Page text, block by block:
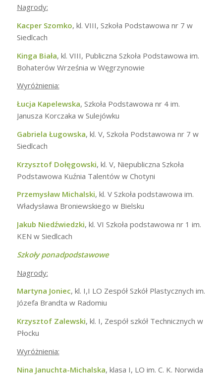
Nagrody:
Kacper Szomko, kl. VIII, Szkoła Podstawowa nr 7 w
Siedlcach
Kinga Biała, kl. VIII, Publiczna Szkoła Podstawowa im.
Bohaterów Września w Węgrzynowie
Wyróżnienia:
Łucja Kapelewska, Szkoła Podstawowa nr 4 im.
Janusza Korczaka w Sulejówku
Gabriela Ługowska, kl. V, Szkoła Podstawowa nr 7 w
Siedlcach
Krzysztof Dołęgowski, kl. V, Niepubliczna Szkoła
Podstawowa Kuźnia Talentów w Chotyni
Przemysław Michalski, kl. V Szkoła podstawowa im.
Władysława Broniewskiego w Bielsku
Jakub Niedźwiedzki, kl. VI Szkoła podstawowa nr 1 im.
KEN w Siedlcach
Szkoły ponadpodstawowe
Nagrody:
Martyna Joniec, kl. I,I LO Zespół Szkół Plastycznych im.
Józefa Brandta w Radomiu
Krzysztof Zalewski, kl. I, Zespół szkół Technicznych w
Płocku
Wyróżnienia:
Nina Januchta-Michalska, klasa I, LO im. C. K. Norwida